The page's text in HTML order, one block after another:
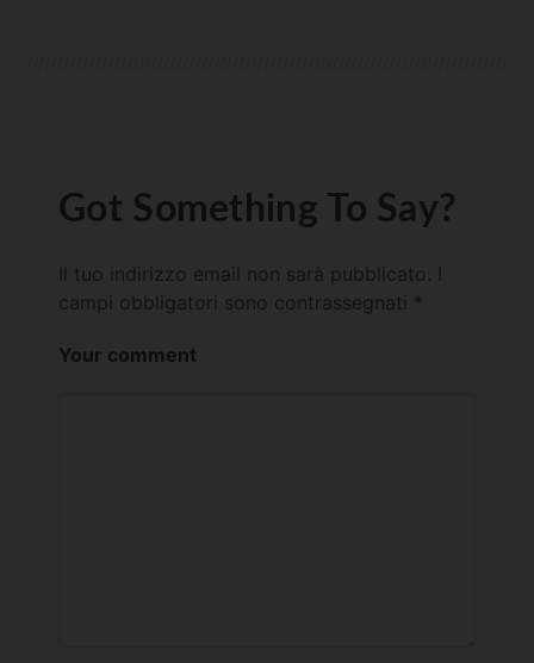
Got Something To Say?
Il tuo indirizzo email non sarà pubblicato.
campi obbligatori sono contrassegnati *
Your comment